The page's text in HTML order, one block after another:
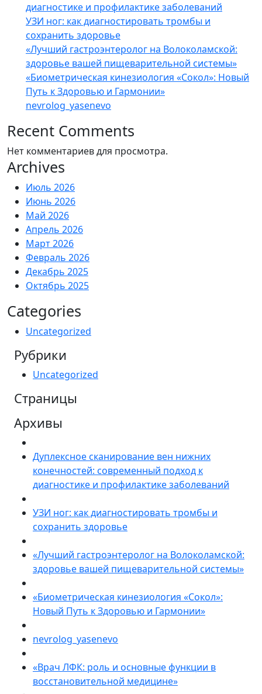
диагностике и профилактике заболеваний
УЗИ ног: как диагностировать тромбы и
сохранить здоровье
«Лучший гастроэнтеролог на Волоколамской:
здоровье вашей пищеварительной системы»
«Биометрическая кинезиология «Сокол»: Новый
Путь к Здоровью и Гармонии»
nevrolog_yasenevo
Recent Comments
Нет комментариев для просмотра.
Archives
Июль 2026
Июнь 2026
Май 2026
Апрель 2026
Март 2026
Февраль 2026
Декабрь 2025
Октябрь 2025
Categories
Uncategorized
Рубрики
Uncategorized
Страницы
Архивы
Дуплексное сканирование вен нижних
конечностей: современный подход к
диагностике и профилактике заболеваний
УЗИ ног: как диагностировать тромбы и
сохранить здоровье
«Лучший гастроэнтеролог на Волоколамской:
здоровье вашей пищеварительной системы»
«Биометрическая кинезиология «Сокол»:
Новый Путь к Здоровью и Гармонии»
nevrolog_yasenevo
«Врач ЛФК: роль и основные функции в
восстановительной медицине»